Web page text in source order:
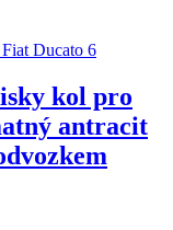
kol pro
antracit